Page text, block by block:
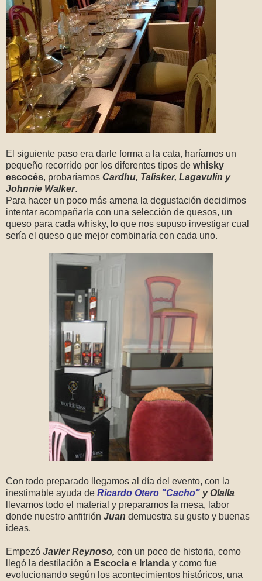
El siguiente paso era darle forma a la cata, haríamos un
pequeño recorrido por los diferentes tipos de whisky
escocés, probaríamos Cardhu, Talisker, Lagavulin y
Johnnie Walker.
Para hacer un poco más amena la degustación decidimos
intentar acompañarla con una selección de quesos, un
queso para cada whisky, lo que nos supuso investigar cual
sería el queso que mejor combinaría con cada uno.
Con todo preparado llegamos al día del evento, con la
inestimable ayuda de Ricardo Otero "Cacho" y Olalla
llevamos todo el material y preparamos la mesa, labor
donde nuestro anfitrión Juan demuestra su gusto y buenas
ideas.
Empezó Javier Reynoso, con un poco de historia, como
llegó la destilación a Escocia e Irlanda y como fue
evolucionando según los acontecimientos históricos, una